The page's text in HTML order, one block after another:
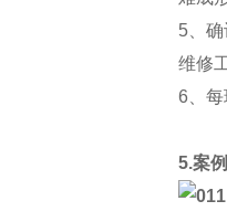
5、
维修
6、
5.案